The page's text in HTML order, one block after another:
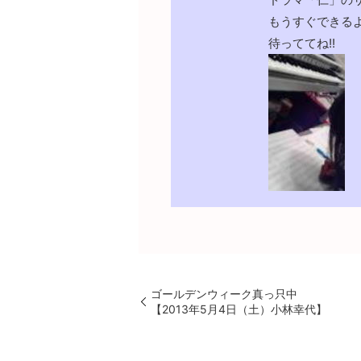
もうすぐできる
待っててね!!
ゴールデンウィーク真っ只中
【2013年5月4日（土）小林幸代】